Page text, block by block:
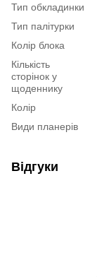
Тип обкладинки
Тип палітурки
Колір блока
Кількість
сторінок у
щоденнику
Колір
Види планерів
Відгуки